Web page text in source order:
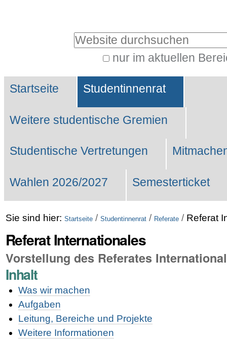
Website durchsuchen
nur im aktuellen
Suche…
Sektionen
Startseite Studentinnenrat
Weitere studentische Gremien
Studentische Vertretungen
Wahlen 2026/2027 Semesterticket
Sie sind hier: Startseite / Studentinnenrat / Referate / Referat
Referat Internationales
Vorstellung des Referates
Inhalt
Was wir machen
Aufgaben
Leitung, Bereiche und Projekte
Weitere Informationen